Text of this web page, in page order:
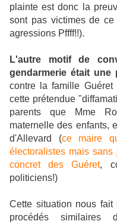
plainte est donc la
sont pas victimes de
agressions Pffff!!).
L'autre motif de
gendarmerie était une
contre la famille
cette prétendue
parents que Mme
maternelle des enfants,
d'Allevard (ce maire
électoralistes mais
concret des Guéret,
politiciens!)
Cette situation nous fait
procédés similaires